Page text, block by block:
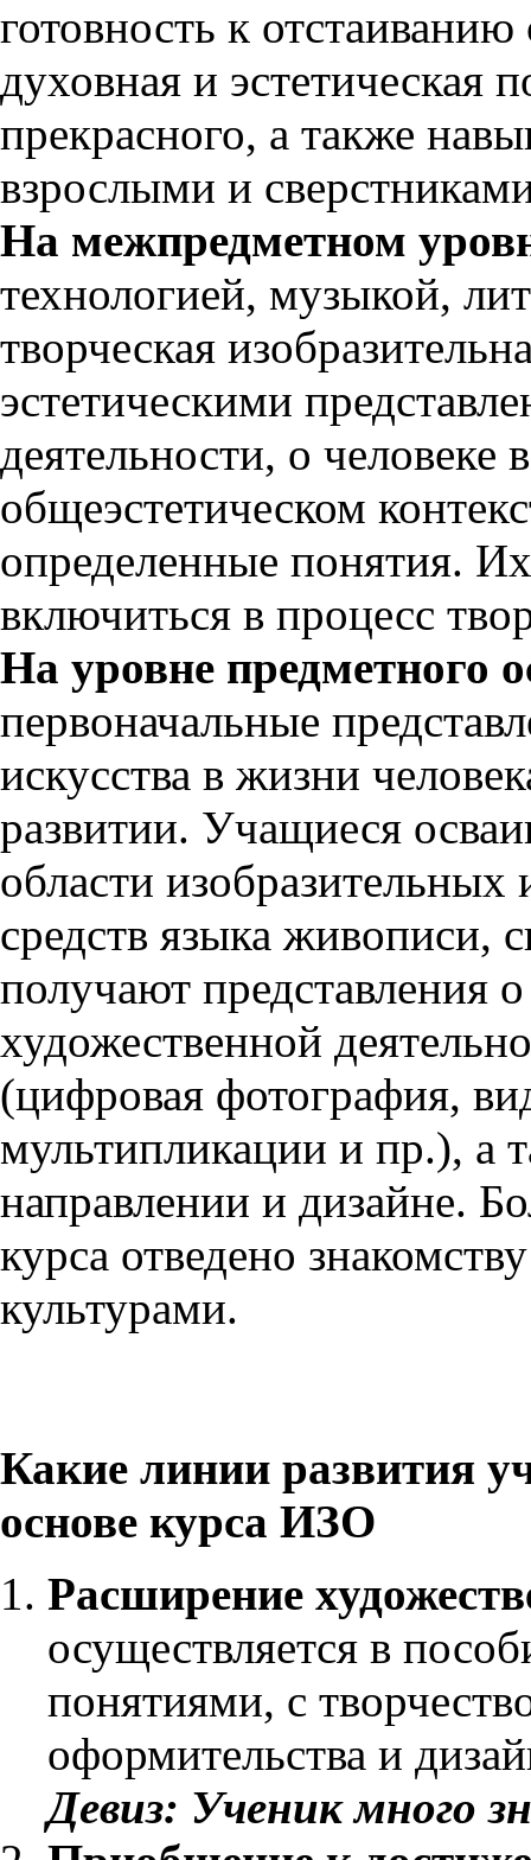
готовность к отстаиванию
духовная и эстетическая
прекрасного, а также
взрослыми и
На межпредметном
технологией, музыкой,
творческая
эстетическими
деятельности, о
общеэстетическом
определенные понятия.
включиться в процесс
На уровне предметного
первоначальные
искусства в жизни
развитии. Учащиеся
области изобразительных
средств языка живописи,
получают представления
художественной
(цифровая фотография,
мультипликации и пр.), а
направлении и дизайне.
курса отведено
культурами.
Какие линии развития
основе курса ИЗО
Расширение
осуществляется в
понятиями, с
оформительства и
Девиз: Ученик много